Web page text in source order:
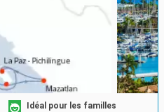
Idéal pour les familles